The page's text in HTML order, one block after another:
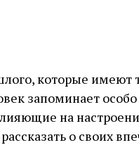
которые
запоминает
на
о своих